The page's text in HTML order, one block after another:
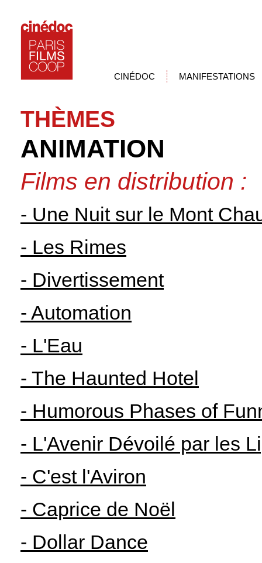
CINÉDOC MANIFESTATIONS
THÈMES
ANIMATION
Films en distribution :
- Une Nuit sur le Mont
- Les Rimes
- Divertissement
- Automation
- L'Eau
- The Haunted Hotel
- Humorous Phases of
- L'Avenir Dévoilé par les
- C'est l'Aviron
- Caprice de Noël
- Dollar Dance